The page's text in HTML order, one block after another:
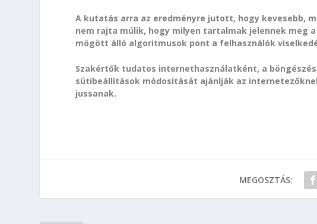
A kutatás arra az eredményre jutott, hogy kevesebb,
nem rajta múlik, hogy milyen tartalmak jelennek meg
mögött álló algoritmusok pont a felhasználók
Szakértők tudatos internethasználatként, a
sütibeállítások módosítását ajánlják az
jussanak.
MEGOSZTÁS: